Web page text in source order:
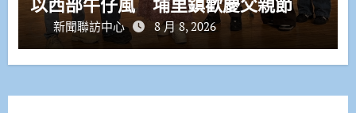
新聞聯訪中心 8 月 8, 2026